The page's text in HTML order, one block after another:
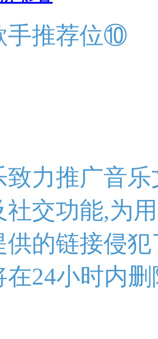
手推荐位⑩
致力推广音
社交功能,为
供的链接侵
24小时内